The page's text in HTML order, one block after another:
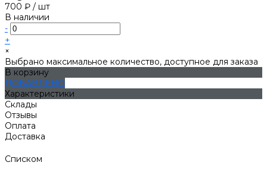
700 ₽ / шт
В наличии
-
+
×
Выбрано максимальное количество, доступное для заказа
В корзину
ДОБАВЛЕНО
Характеристики
Склады
Отзывы
Оплата
Доставка
Списком